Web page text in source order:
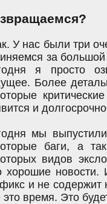
У нас были три
за
я просто
Более
и
мы
баги, а
видов
хорошие новости.
и не содержит
это время. Это